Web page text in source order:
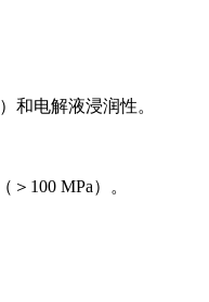
和电解液浸润性。
100 MPa）。